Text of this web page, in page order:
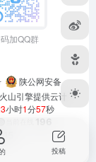
加QQ群
陕公网安备
山引擎提供云计
小时1分57秒
投稿